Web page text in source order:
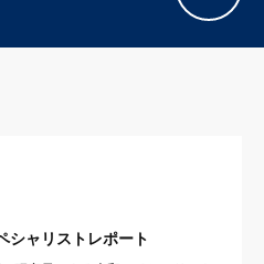
シャリストレポート